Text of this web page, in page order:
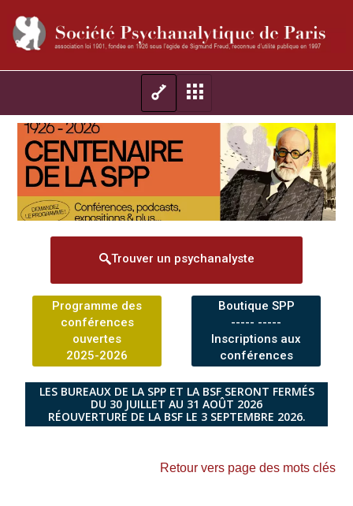
Trouver un psychanalyste
Programme des
conférences
ouvertes
2025-2026
Boutique SPP
----- -----
Inscriptions aux
conférences
LES BUREAUX DE LA SPP ET LA BSF SERONT FERMÉS
DU 30 JUILLET AU 31 AOÛT 2026
RÉOUVERTURE DE LA BSF LE 3 SEPTEMBRE 2026.
Retour vers page des mots clés